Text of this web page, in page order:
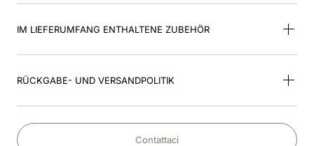
IM LIEFERUMFANG ENTHALTENE ZUBEHÖR
RÜCKGABE- UND VERSANDPOLITIK
Contattaci